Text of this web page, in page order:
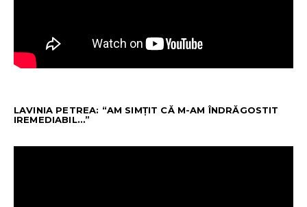
LAVINIA PETREA: “AM SIMȚIT CĂ M-AM ÎNDRĂGOSTIT
IREMEDIABIL…”